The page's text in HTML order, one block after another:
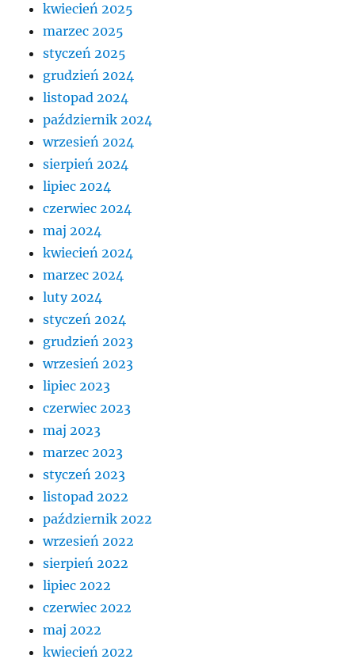
kwiecień 2025
marzec 2025
styczeń 2025
grudzień 2024
listopad 2024
październik 2024
wrzesień 2024
sierpień 2024
lipiec 2024
czerwiec 2024
maj 2024
kwiecień 2024
marzec 2024
luty 2024
styczeń 2024
grudzień 2023
wrzesień 2023
lipiec 2023
czerwiec 2023
maj 2023
marzec 2023
styczeń 2023
listopad 2022
październik 2022
wrzesień 2022
sierpień 2022
lipiec 2022
czerwiec 2022
maj 2022
kwiecień 2022